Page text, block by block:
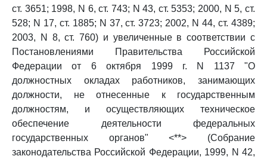
ст. 3651; 1998, N 6, ст. 743; N 43, ст. 5353; 2000, N 5, ст.
528; N 17, ст. 1885; N 37, ст. 3723; 2002, N 44, ст. 4389;
2003, N 8, ст. 760) и увеличенные в соответствии с
Постановлениями Правительства Российской
Федерации от 6 октября 1999 г. N 1137 "О
должностных окладах работников, занимающих
должности, не отнесенные к государственным
должностям, и осуществляющих техническое
обеспечение деятельности федеральных
государственных органов" <**> (Собрание
законодательства Российской Федерации, 1999, N 42,